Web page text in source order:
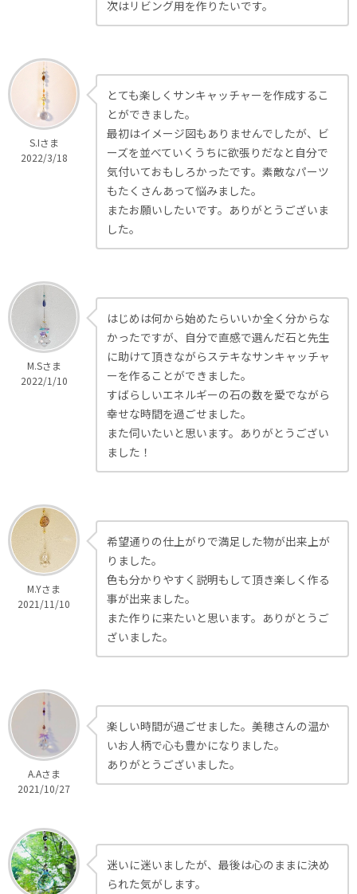
次はリビング用を作りたいです。
S.Iさま
2022/3/18
とても楽しくサンキャッチャーを作成するこ
とができました。
最初はイメージ図もありませんでしたが、ビ
ーズを並べていくうちに欲張りだなと自分で
気付いておもしろかったです。素敵なパーツ
もたくさんあって悩みました。
またお願いしたいです。ありがとうございま
した。
M.Sさま
2022/1/10
はじめは何から始めたらいいか全く分からな
かったですが、自分で直感で選んだ石と先生
に助けて頂きながらステキなサンキャッチャ
ーを作ることができました。
すばらしいエネルギーの石の数を愛でながら
幸せな時間を過ごせました。
また伺いたいと思います。ありがとうござい
ました！
M.Yさま
2021/11/10
希望通りの仕上がりで満足した物が出来上が
りました。
色も分かりやすく説明もして頂き楽しく作る
事が出来ました。
また作りに来たいと思います。ありがとうご
ざいました。
A.Aさま
2021/10/27
楽しい時間が過ごせました。美穂さんの温か
いお人柄で心も豊かになりました。
ありがとうございました。
迷いに迷いましたが、最後は心のままに決め
られた気がします。